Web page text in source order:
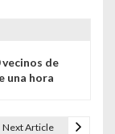
vecinos de
una hora
Next Article